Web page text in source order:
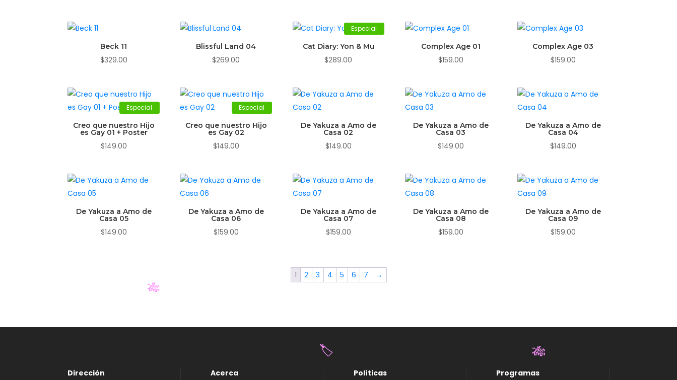
Beck 11
$329.00
Blissful Land 04
$269.00
Especial
Cat Diary: Yon & Mu
$289.00
Complex Age 01
$159.00
Complex Age 03
$159.00
Especial
Creo que nuestro Hijo
es Gay 01 + Poster
$149.00
Especial
Creo que nuestro Hijo
es Gay 02
$149.00
De Yakuza a Amo de
Casa 02
$149.00
De Yakuza a Amo de
Casa 03
$149.00
De Yakuza a Amo de
Casa 04
$149.00
De Yakuza a Amo de
Casa 05
$149.00
De Yakuza a Amo de
Casa 06
$159.00
De Yakuza a Amo de
Casa 07
$159.00
De Yakuza a Amo de
Casa 08
$159.00
De Yakuza a Amo de
Casa 09
$159.00
1 2 3 4 5 6 7 →
Dirección
Acerca Políticas Programas
🎋